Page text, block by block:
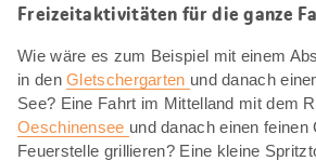
Freizeitaktivitäten für die ganze
Wie wäre es zum Beispiel mit einem
in denGletschergarten und danach
See? Eine Fahrt im Mittelland mit dem
Oeschinensee und danach einen feinen
Feuerstelle grillieren? Eine kleine